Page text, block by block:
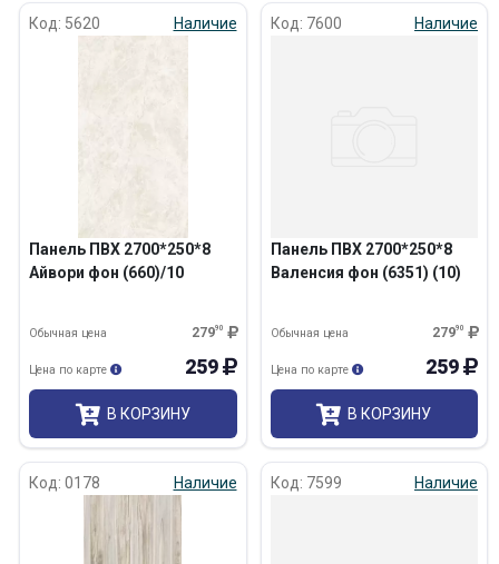
Код: 5620 Наличие
Панель ПВХ 2700*250*8
Айвори фон (660)/10
27990
Обычная цена
259
Цена по карте
В КОРЗИНУ
Код: 7600 Наличие
Панель ПВХ 2700*250*8
Валенсия фон (6351) (10)
27990
Обычная цена
259
Цена по карте
В КОРЗИНУ
Код: 0178 Наличие Код: 7599 Наличие